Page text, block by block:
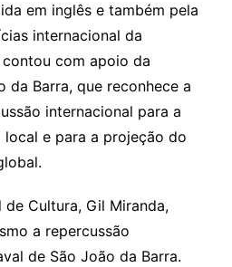
em inglês e também pela
internacional da
com apoio da
da Barra, que reconhece a
internacional para a
e para a projeção do
Cultura, Gil Miranda,
a repercussão
de São João da Barra.